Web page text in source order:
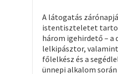
A látogatás
istentiszteletet
három igehirdető – a
lelkipásztor,
főlelkész és a
ünnepi alkalom során